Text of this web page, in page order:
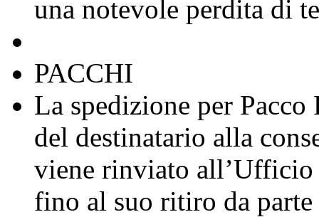
una notevole perdita di
PACCHI
La spedizione per Pacco
del destinatario alla
viene rinviato all’Ufficio
fino al suo ritiro da